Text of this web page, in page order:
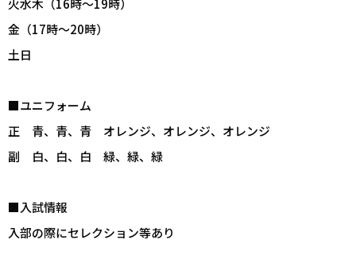
火水木（16時～19時）
金（17時～20時）
土日
■ユニフォーム
正 青、青、青 オレンジ、オレンジ、オレンジ
副 白、白、白 緑、緑、緑
■入試情報
入部の際にセレクション等あり